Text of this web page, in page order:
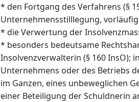
* den Fortgang des Verfahrens (§
Unternehmensstilllegung,
* die Verwertung der
* besonders bedeutsame
Insolvenzverwalterin (§ 160 InsO);
Unternehmens oder des Betriebs
im Ganzen, eines unbeweglichen
einer Beteiligung der Schuldnerin